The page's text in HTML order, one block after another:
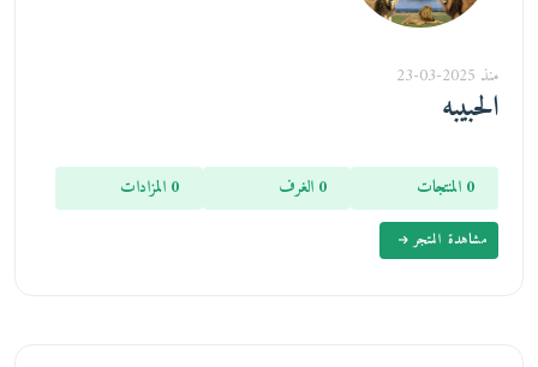
منذ 2025-03-23
الحبيبه
0 المنتجات 0 الغرف 0 المزادات
مشاهدة المتجر